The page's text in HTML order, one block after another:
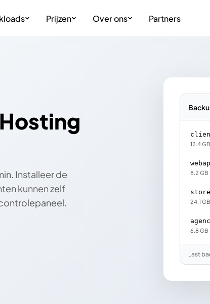
Prijzen Over ons Partners
Installeer de
kunnen zelf
12.4 GB
8.2 GB
24.1 GB
6.8 GB
Last